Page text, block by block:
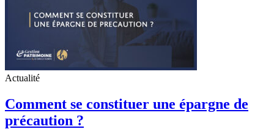
Actualité
Comment se constituer une épargne de
précaution ?